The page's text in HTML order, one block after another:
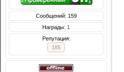
Сообщений: 159
Награды: 1
Репутация:
185